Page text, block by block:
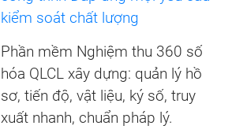
kiểm soát chất lượng
Phần mềm Nghiệm thu 360 số
hóa QLCL xây dựng: quản lý hồ
sơ, tiến độ, vật liệu, ký số, truy
xuất nhanh, chuẩn pháp lý.